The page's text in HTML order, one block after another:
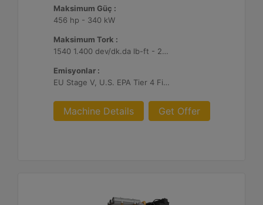
Maksimum Güç :
456 hp - 340 kW
Maksimum Tork :
1540 1.400 dev/dk.da lb-ft - 2088 1.400 dev/dk.da Nm
Emisyonlar :
EU Stage V, U.S. EPA Tier 4 Final, Korea Stage V, Japan 2014 (Tier 4 Final) ve China Nonroad IV
Machine Details Get Offer